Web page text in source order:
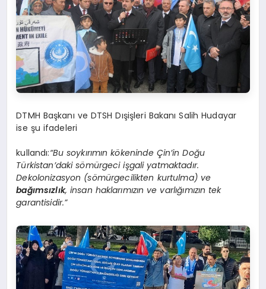
DTMH Başkanı ve DTSH Dışişleri Bakanı Salih Hudayar
ise şu ifadeleri
kullandı:“Bu soykırımın kökeninde Çin’in Doğu
Türkistan’daki sömürgeci işgali yatmaktadır.
Dekolonizasyon (sömürgecilikten kurtulma) ve
bağımsızlık, insan haklarımızın ve varlığımızın tek
garantisidir.”